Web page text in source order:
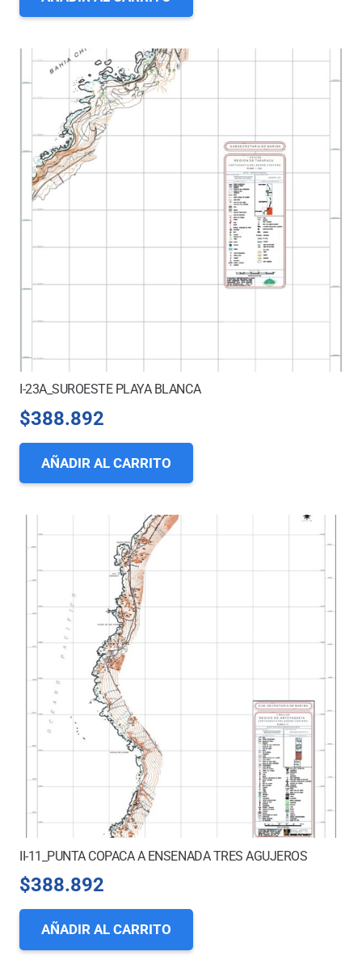
I-23A_SUROESTE PLAYA BLANCA
$388.892
AÑADIR AL CARRITO
II-11_PUNTA COPACA A ENSENADA TRES AGUJEROS
$388.892
AÑADIR AL CARRITO